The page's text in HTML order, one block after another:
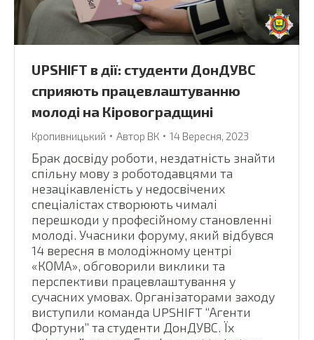
UPSHIFT в дії: студенти ДонДУВС
сприяють працевлаштуванню
молоді на Кіровоградщині
Кропивницький Автор ВК 14 Вересня, 2023
Брак досвіду роботи, нездатність знайти
спільну мову з роботодавцями та
незацікавленість у недосвічених
спеціалістах створюють чималі
перешкоди у професійному становленні
молоді. Учасники форуму, який відбувся
14 вересня в молодіжному центрі
«КОМА», обговорили виклики та
перспективи працевлаштування у
сучасних умовах. Організаторами заходу
виступили команда UPSHIFT “Агенти
Фортуни” та студенти ДонДУВС. Їх